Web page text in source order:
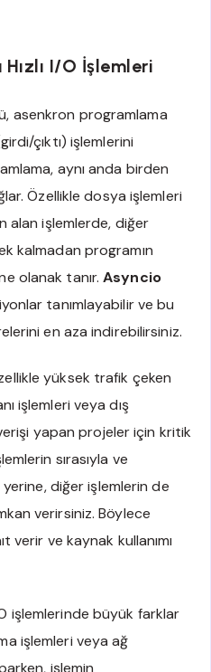
I/O İşlemleri
asenkron programlama
çıktı) işlemlerini
aynı anda birden
Özellikle dosya işlemleri
alan işlemlerde, diğer
kalmadan programın
olanak tanır.Asyncio
tanımlayabilir ve bu
en aza indirebilirsiniz.
yüksek trafik çeken
işlemleri veya dış
yapan projeler için kritik
sırasıyla ve
yerine, diğer işlemlerin de
verirsiniz. Böylece
verir ve kaynak kullanımı
işlemlerinde büyük farklar
işlemleri veya ağ
işlemin